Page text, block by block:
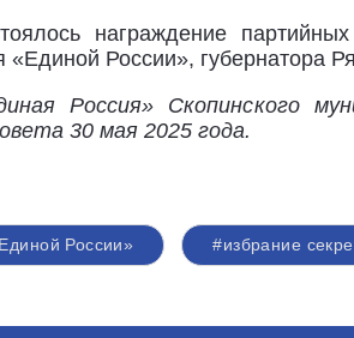
награждение
«Единой России», губернатора
Россия» Скопинского
30 мая 2025 года.
России» #избрание